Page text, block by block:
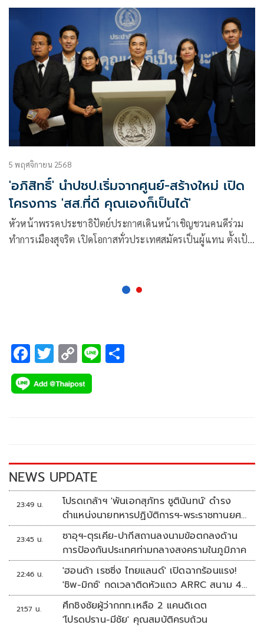
5 พฤศจิกายน 2568
'อภิสิทธิ์' นำปชป.เริ่มจากศูนย์-สร้างใหม่ เปิด
โครงการ 'สส.ที่ดี คุณเองก็เป็นได้'
หัวหน้าพรรคประชาธิปัตย์ประกาศเดินหน้าเชิญชวนคนดีร่วม
ทำการเมืองสุจริต เปิดโอกาสทั่วประเทศสมัครเป็นผู้แทน ตั้งเป้า
F
ac
e
k
T
wi
tt
C
o
p
k
Li
NEWS UPDATE
23:49 น.
โปรดเกล้าฯ 'พันเอกสุภัทร ชูตินันทน์' ดำรง
ตำแหน่งนายทหารปฏิบัติการฯ-พระราชทานยศ
'พลตรี'
23:45 น.
ซาอุฯ-ตุรเคีย-ปากีสถานลงนามข้อตกลงด้าน
การป้องกันประเทศท่ามกลางสงครามในภูมิภาค
22:46 น.
'ฮอนด้า เรซซิ่ง ไทยแลนด์' เปิดฉากร้อนแรง!
'ชิพ-มิกซ์' กดเวลาติดหัวแถว ARRC สนาม 4
ที่มัลดาลิกา
21:57 น.
ศึกชิงชัยผู้ว่ากกท.เหลือ 2 แคนดิเดต
'โปรดปราน-มีชัย' คุณสมบัติครบถ้วน